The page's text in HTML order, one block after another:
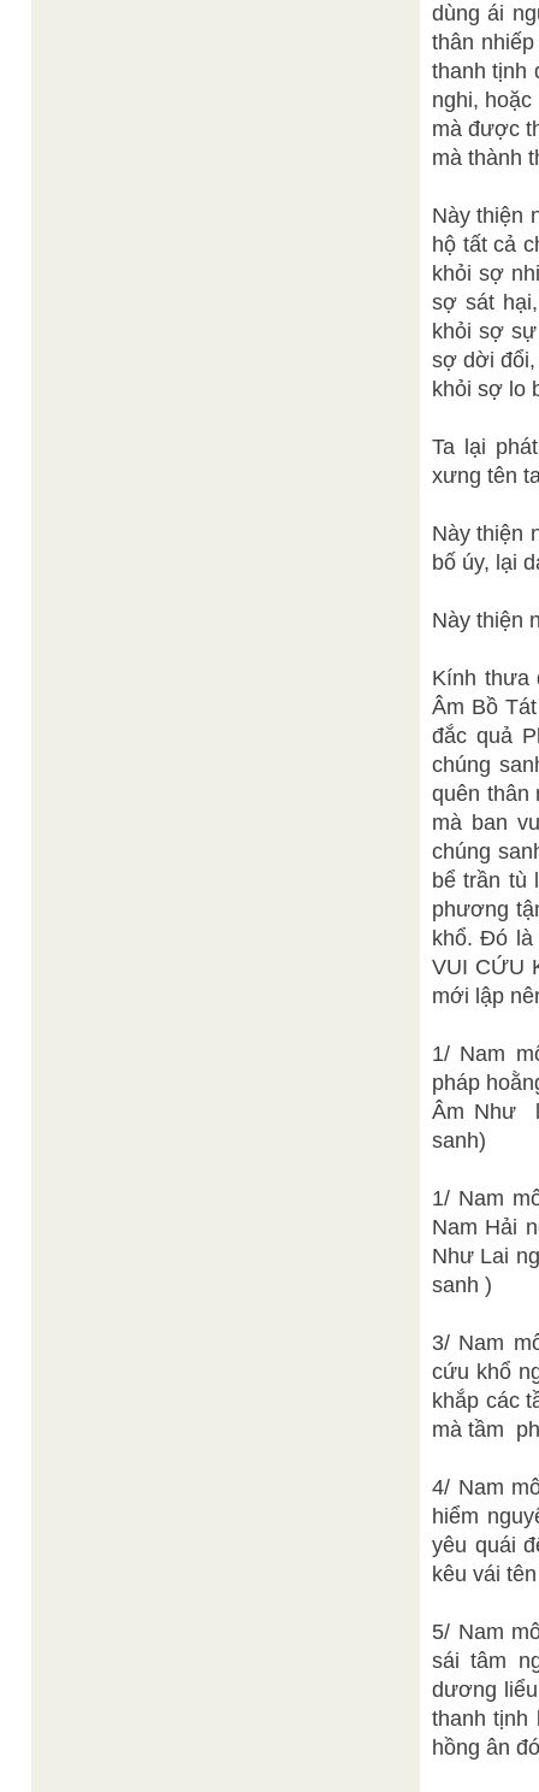
dùng ái
thân
thanh tịnh
nghi,
mà được
mà thành
Này thiện
hộ tất cả
khỏi sợ
sợ sát
khỏi sợ
sợ dời đổi,
khỏi sợ lo
Ta lại
xưng tên
Này thiện
bố úy, lại
Này thiện
Kính thưa
Âm Bồ
đắc quả
chúng
quên thân
mà ban
chúng
bể trần tù
phương
khổ. Đó là
VUI CỨU
mới lập
1/ Nam
pháp
Âm Như
sanh)
1/ Nam
Nam Hải
Như Lai
sanh )
3/ Nam
cứu khổ
khắp các
mà tầm
4/ Nam
hiểm
yêu quái
kêu vái
5/ Nam
sái tâm
dương
thanh tịnh
hồng ân